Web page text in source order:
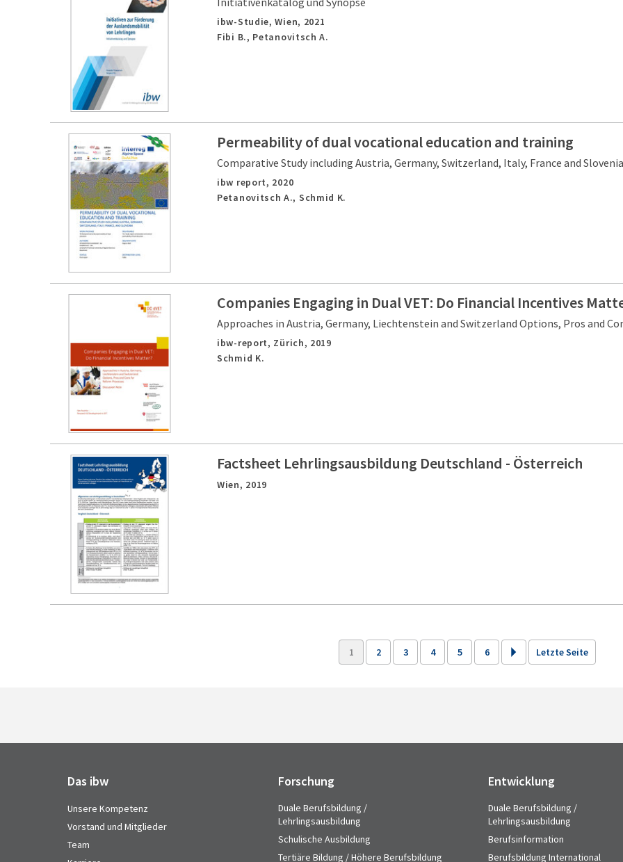
ibw-Studie,Wien, 2021
Fibi B., Petanovitsch A.
Permeability of dual vocational education and training
Comparative Study including Austria, Germany, Switzerland, Italy, France and Slovenia
ibw report, 2020
Petanovitsch A., Schmid K.
Companies Engaging in Dual VET: Do Financial Incentives
Approaches in Austria, Germany, Liechtenstein and Switzerland Options, Pros and
ibw-report, Zürich, 2019
Schmid K.
Factsheet Lehrlingsausbildung Deutschland - Österreich
Wien, 2019
1 2 3 4 5 6 Letzte Seite
Das ibw
Unsere Kompetenz
Vorstand und Mitglieder
Team
Forschung
Duale Berufsbildung /
Lehrlingsausbildung
Schulische Ausbildung
Tertiäre Bildung / Höhere Berufsbildung
Entwicklung
Duale Berufsbildung /
Lehrlingsausbildung
Berufsinformation
Berufsbildung International